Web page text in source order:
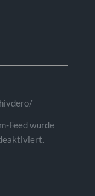
Feed wurde